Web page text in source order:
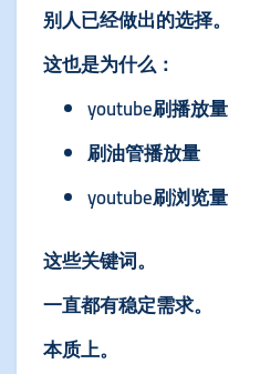
别人已经做出的选择。
这也是为什么：
youtube刷播放量
刷油管播放量
youtube刷浏览量
这些关键词。
一直都有稳定需求。
本质上。